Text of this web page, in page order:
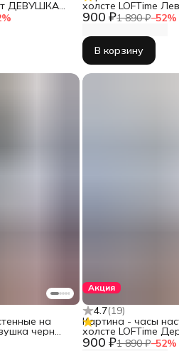
%
ДЕВУШКА
3 30Х40 900 ₽1 890 ₽−52%
холсте LOFTime
В корзину
на
черн
Акция
4.7(19)
900 ₽1 890 ₽−52%
Картина - часы
холсте LOFTime
3555